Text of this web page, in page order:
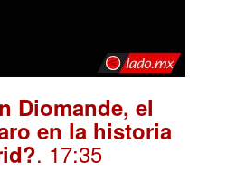
Diomande, el
en la historia
. 17:35